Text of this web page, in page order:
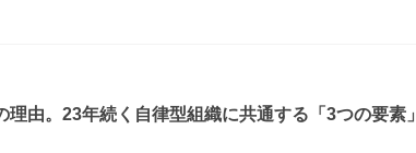
由。23年続く自律型組織に共通する「3つの要素」